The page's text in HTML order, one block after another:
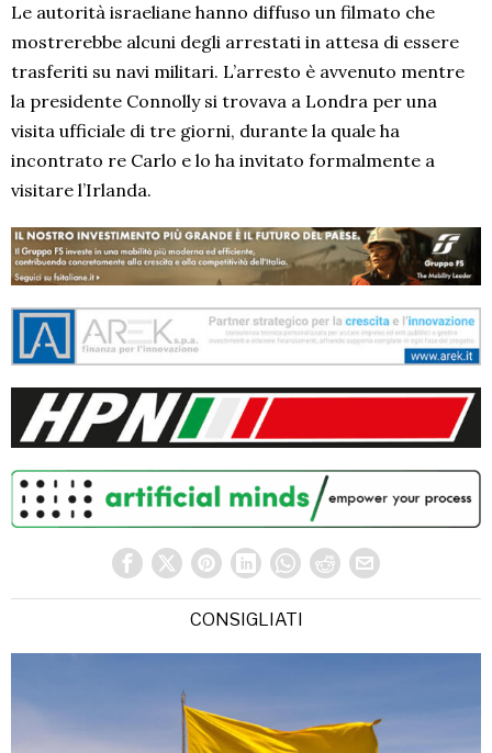
Le autorità israeliane hanno diffuso un filmato che
mostrerebbe alcuni degli arrestati in attesa di essere
trasferiti su navi militari. L’arresto è avvenuto mentre
la presidente Connolly si trovava a Londra per una
visita ufficiale di tre giorni, durante la quale ha
incontrato re Carlo e lo ha invitato formalmente a
visitare l’Irlanda.
CONSIGLIATI